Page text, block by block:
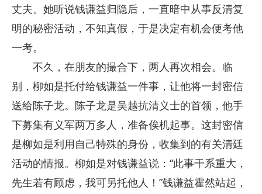
丈夫。她听说钱谦益归隐后，一直暗中从事反清复
明的秘密活动，不知真假，于是决定有机会便考他
一考。
不久，在朋友的撮合下，两人再次相会。临
别，柳如是托付给钱谦益一件事，让他将一封密信
送给陈子龙。陈子龙是吴越抗清义士的首领，他手
下募集有义军两万多人，准备俟机起事。这封密信
是柳如是利用自己特殊的身份，收集到的有关清廷
活动的情报。柳如是对钱谦益说：“此事干系重大，
先生若有顾虑，我可另托他人！”钱谦益霍然站起，